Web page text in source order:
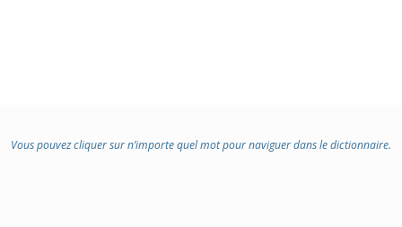
Vous pouvez cliquer sur n’importe quel mot pour naviguer dans le dictionnaire.